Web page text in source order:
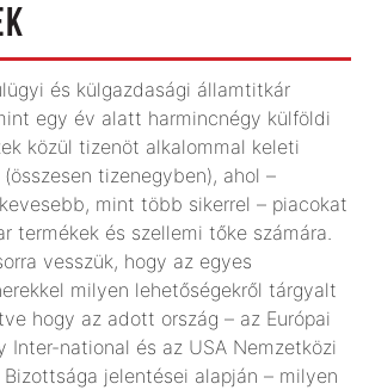
és külgazdasági államtitkár
egy év alatt harmincnégy külföldi
közül tizenöt alkalommal keleti
tizenegyben), ahol –
mint több sikerrel – piacokat
termékek és szellemi tőke számára.
vesszük, hogy az egyes
milyen lehetőségekről tárgyalt
hogy az adott ország – az Európai
Inter-national és az USA Nemzetközi
jelentései alapján – milyen